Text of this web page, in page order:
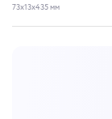
73х13х435 мм